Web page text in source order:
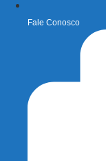
Fale Conosco